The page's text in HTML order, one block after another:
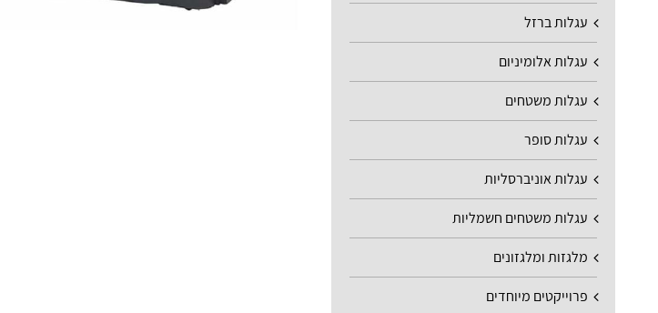
עגלות ברזל
עגלות אלומיניום
עגלות משטחים
עגלות סופר
עגלות אוניברסליות
עגלות משטחים חשמליות
מלגזות ומלגזונים
פרוייקטים מיוחדים